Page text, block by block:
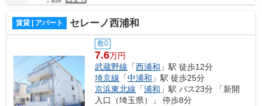
賃貸 | アパート セレーノ西浦和
敷0
7.6万円
武蔵野線 「西浦和 」駅 徒歩12分
埼京線 「中浦和 」駅 徒歩25分
京浜東北線 「浦和 」駅 バス23分 「新開
入口（埼玉県）」 停歩8分